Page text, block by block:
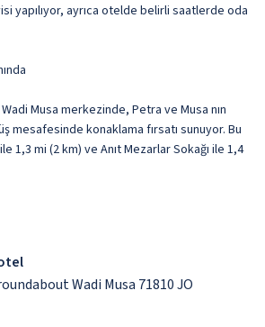
yapılıyor, ayrıca otelde belirli saatlerde oda
Musa merkezinde, Petra ve Musa nın
mesafesinde konaklama fırsatı sunuyor. Bu
1,3 mi (2 km) ve Anıt Mezarlar Sokağı ile 1,4
Wadi Musa 71810 JO